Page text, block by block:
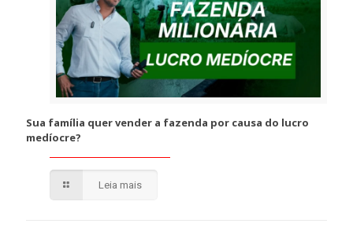
Sua família quer vender a fazenda por causa do lucro
medíocre?
Leia mais